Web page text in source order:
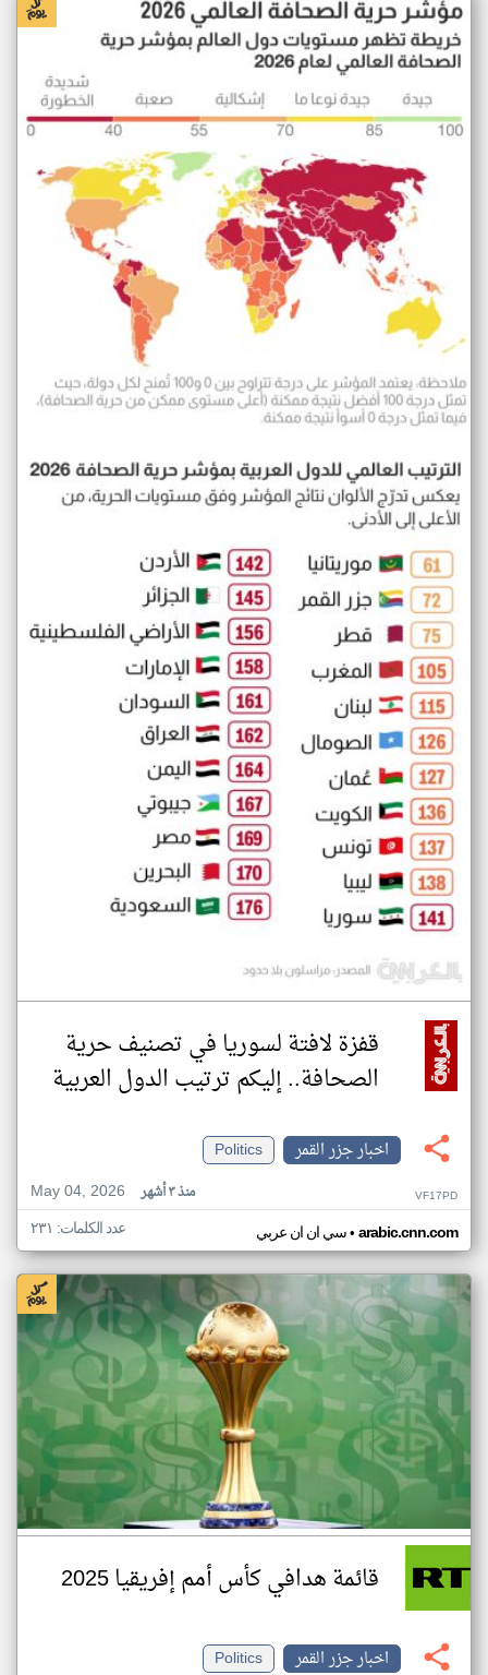
قفزة لافتة لسوريا في تصنيف حرية
الصحافة.. إليكم ترتيب الدول العربية
اخبار جزر القمر
Politics
May 04, 2026
منذ ٣ أشهر VF17PD
سي ان ان عربي• arabic.cnn.com عدد الكلمات: ٢٣١
قائمة هدافي كأس أمم إفريقيا 2025
اخبار جزر القمر
Politics